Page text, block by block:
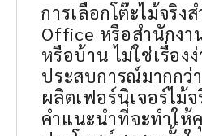
การเลือกโต๊ะไม้จริง
Office หรือสำนักง
หรือบ้าน ไม่ใช่เรื่อง
ประสบการณ์มากกว่
ผลิตเฟอร์นิเจอร์ไม้
คำแนะนำที่จะทำให้